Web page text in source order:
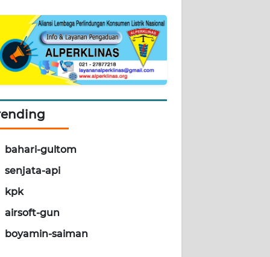
bahari-gultom
senjata-api
kpk
airsoft-gun
boyamin-saiman